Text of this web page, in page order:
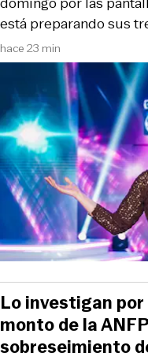
hace 23 min
está preparando sus
Lo investigan
monto de la
sobreseimiento